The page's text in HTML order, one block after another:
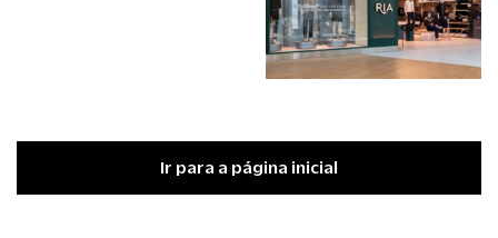
Ir para a página inicial